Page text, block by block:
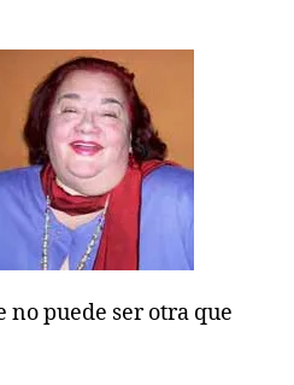
no puede ser otra que